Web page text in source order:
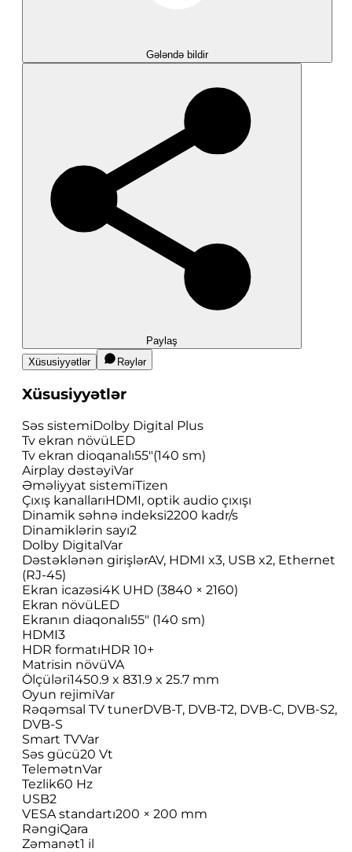
Gələndə bildir
Paylaş
Xüsusiyyətlər
Rəylər
Xüsusiyyətlər
Səs sistemiDolby Digital Plus
Tv ekran növüLED
Tv ekran dioqanalı55"(140 sm)
Airplay dəstəyiVar
Əməliyyat sistemiTizen
Çıxış kanallarıHDMI, optik audio çıxışı
Dinamik səhnə indeksi2200 kadr/s
Dinamiklərin sayı2
Dolby DigitalVar
Dəstəklənən girişlərAV, HDMI x3, USB x2, Ethernet
(RJ-45)
Ekran icazəsi4K UHD (3840 × 2160)
Ekran növüLED
Ekranın diaqonalı55" (140 sm)
HDMI3
HDR formatıHDR 10+
Matrisin növüVA
Ölçüləri1450.9 x 831.9 x 25.7 mm
Oyun rejimiVar
Rəqəmsal TV tunerDVB-T, DVB-T2, DVB-C, DVB-S2,
DVB-S
Smart TVVar
Səs gücü20 Vt
TelemətnVar
Tezlik60 Hz
USB2
VESA standartı200 × 200 mm
RəngiQara
Zəmanət1 il